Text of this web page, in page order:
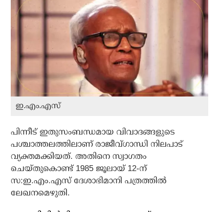
ഇ.എം.എസ്
പിന്നീട് ഇതുസംബന്ധമായ വിവാദങ്ങളുടെ
പശ്ചാത്തലത്തിലാണ് രാജീവ്ഗാന്ധി നിലപാട്
വ്യക്തമക്കിയത്. അതിനെ സ്വാഗതം
ചെയ്തുകൊണ്ട് 1985 ജൂലായ് 12-ന്
സ:ഇ.എം.എസ് ദേശാഭിമാനി പത്രത്തില്‍
ലേഖനമെഴുതി.